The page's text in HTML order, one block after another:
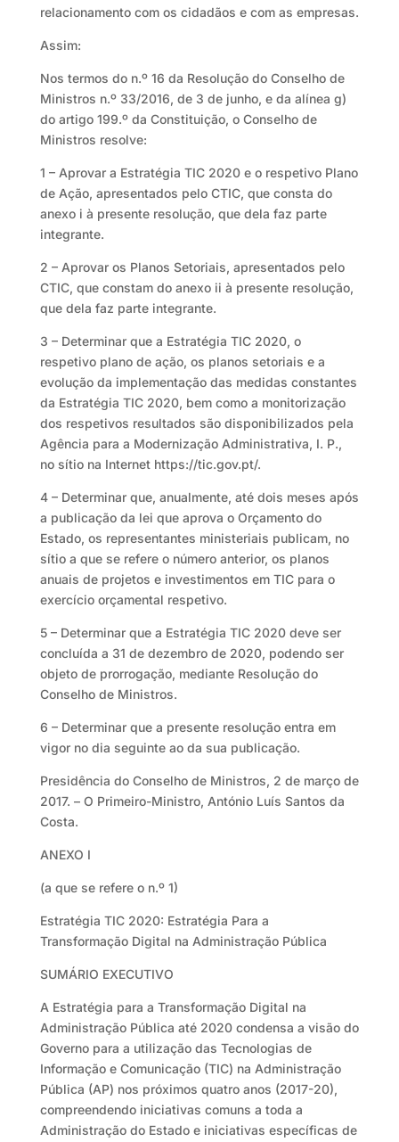
relacionamento com os cidadãos e com as empresas.
Assim:
Nos termos do n.º 16 da Resolução do Conselho de
Ministros n.º 33/2016, de 3 de junho, e da alínea g)
do artigo 199.º da Constituição, o Conselho de
Ministros resolve:
1 – Aprovar a Estratégia TIC 2020 e o respetivo Plano
de Ação, apresentados pelo CTIC, que consta do
anexo i à presente resolução, que dela faz parte
integrante.
2 – Aprovar os Planos Setoriais, apresentados pelo
CTIC, que constam do anexo ii à presente resolução,
que dela faz parte integrante.
3 – Determinar que a Estratégia TIC 2020, o
respetivo plano de ação, os planos setoriais e a
evolução da implementação das medidas constantes
da Estratégia TIC 2020, bem como a monitorização
dos respetivos resultados são disponibilizados pela
Agência para a Modernização Administrativa, I. P.,
no sítio na Internet https://tic.gov.pt/.
4 – Determinar que, anualmente, até dois meses após
a publicação da lei que aprova o Orçamento do
Estado, os representantes ministeriais publicam, no
sítio a que se refere o número anterior, os planos
anuais de projetos e investimentos em TIC para o
exercício orçamental respetivo.
5 – Determinar que a Estratégia TIC 2020 deve ser
concluída a 31 de dezembro de 2020, podendo ser
objeto de prorrogação, mediante Resolução do
Conselho de Ministros.
6 – Determinar que a presente resolução entra em
vigor no dia seguinte ao da sua publicação.
Presidência do Conselho de Ministros, 2 de março de
2017. – O Primeiro-Ministro, António Luís Santos da
Costa.
ANEXO I
(a que se refere o n.º 1)
Estratégia TIC 2020: Estratégia Para a
Transformação Digital na Administração Pública
SUMÁRIO EXECUTIVO
A Estratégia para a Transformação Digital na
Administração Pública até 2020 condensa a visão do
Governo para a utilização das Tecnologias de
Informação e Comunicação (TIC) na Administração
Pública (AP) nos próximos quatro anos (2017-20),
compreendendo iniciativas comuns a toda a
Administração do Estado e iniciativas específicas de